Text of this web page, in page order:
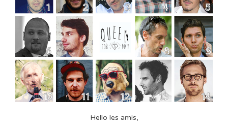
Hello les amis,